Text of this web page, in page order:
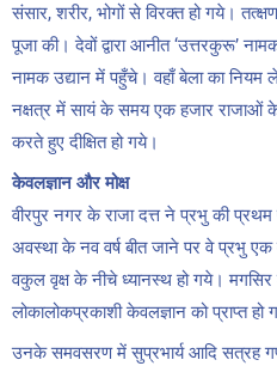
संसार, शरीर, भोगों से विरक्त हो गये।
पूजा की। देवों द्वारा आनीत ‘उत्तरकुरू’
नामक उद्यान में पहुँचे। वहाँ बेला का
नक्षत्र में सायं के समय एक हजार राजाओं के
करते हुए दीक्षित हो गये।
केवलज्ञान और मोक्ष
वीरपुर नगर के राजा दत्त ने प्रभु की
अवस्था के नव वर्ष बीत जाने पर वे प्रभु एक
वकुल वृक्ष के नीचे ध्यानस्थ हो गये।
लोकालोकप्रकाशी केवलज्ञान को प्राप्त हो
उनके समवसरण में सुप्रभार्य आदि सत्रह